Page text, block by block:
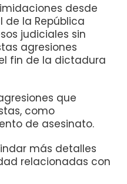
desde
de la República
judiciales sin
agresiones
fin de la dictadura
que
como
de asesinato.
más detalles
relacionadas con